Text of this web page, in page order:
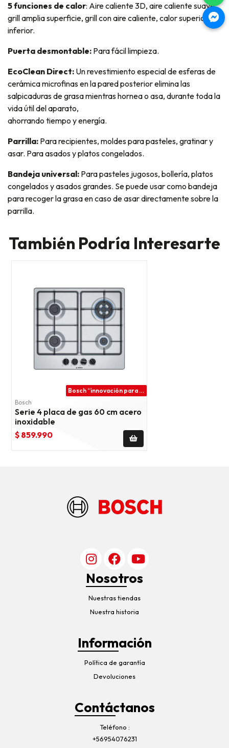
5 funciones de calor: Aire caliente 3D, aire caliente suave,
grill amplia superficie, grill con aire caliente, calor superior e
inferior.
Puerta desmontable: Para fácil limpieza.
EcoClean Direct: Un revestimiento especial de esferas de
cerámica microfinas en la pared posterior elimina las
salpicaduras de grasa mientras hornea o asa, durante toda la
vida útil del aparato,
ahorrando tiempo y energía.
Parrilla: Para recipientes, moldes para pasteles, gratinar y
asar. Para asados y platos congelados.
Bandeja universal: Para pasteles jugosos, bollería, platos
congelados y asados grandes. Se puede usar como bandeja
para recoger la grasa en caso de asar directamente sobre la
parrilla.
También Podría Interesarte
Bosch “innovación para tu vida”
Bosch
Serie 4 placa de gas 60 cm acero
inoxidable
$ 859.990
Nosotros
Nuestras tiendas
Nuestra historia
Información
Política de garantía
Devoluciones
Contáctanos
Teléfono
+56954076231